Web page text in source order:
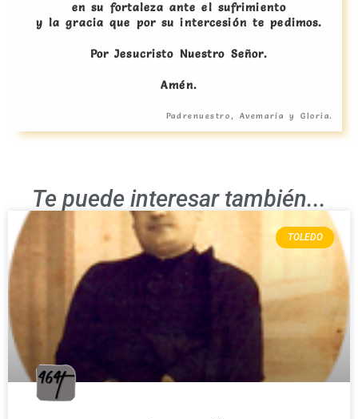
en su fortaleza ante el sufrimiento
y la gracia que por su intercesión te pedimos.
Por Jesucristo Nuestro Señor.
Amén.
Padrenuestro, Avemaría y Gloria.
Te puede interesar también...
TOLEDO